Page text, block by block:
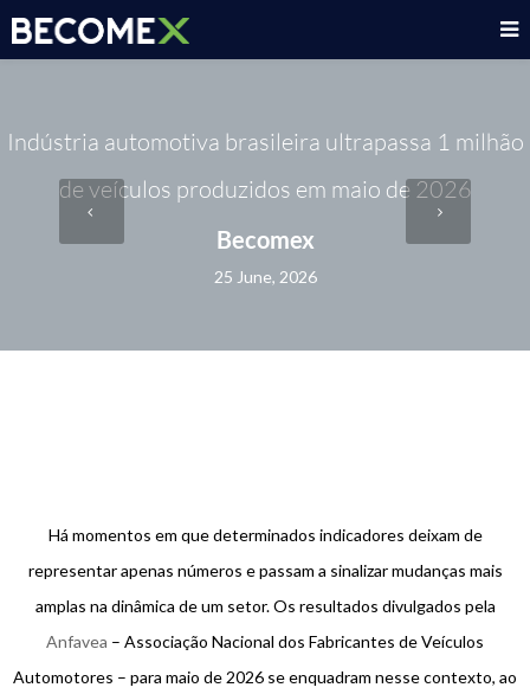
Indústria automotiva brasileira ultrapassa 1 milhão
de veículos produzidos em maio de 2026
Becomex
25 June, 2026
Há momentos em que determinados indicadores deixam de
representar apenas números e passam a sinalizar mudanças mais
amplas na dinâmica de um setor. Os resultados divulgados pela
Anfavea – Associação Nacional dos Fabricantes de Veículos
Automotores – para maio de 2026 se enquadram nesse contexto, ao